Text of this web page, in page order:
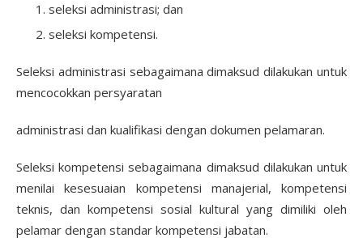
seleksi administrasi; dan
seleksi kompetensi.
Seleksi administrasi sebagaimana dimaksud dilakukan untuk
mencocokkan persyaratan
administrasi dan kualifikasi dengan dokumen pelamaran.
Seleksi kompetensi sebagaimana dimaksud dilakukan untuk
menilai kesesuaian kompetensi manajerial, kompetensi
teknis, dan kompetensi sosial kultural yang dimiliki oleh
pelamar dengan standar kompetensi jabatan.